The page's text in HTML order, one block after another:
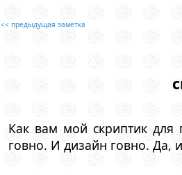
<< предыдущая заметка
Как вам мой скриптик для
говно. И дизайн говно. Да,